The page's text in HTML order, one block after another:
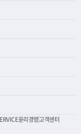
윤리경영고객센터